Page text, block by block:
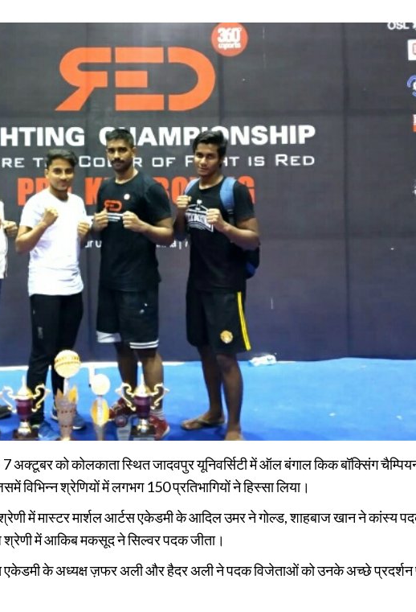
7 अक्टूबर को कोलकाता स्थित जादवपुर यूनिवर्सिटी में ऑल बंगाल किक बॉक्सिंग
श्रेणियों में लगभग 150 प्रतिभागियों ने हिस्सा लिया।
में मास्टर मार्शल आर्टस एकेडमी के आदिल उमर ने गोल्ड, शाहबाज खान ने कांस्य
श्रेणी में आकिब मकसूद ने सिल्वर पदक जीता।
एकेडमी के अध्यक्ष ज़फर अली और हैदर अली ने पदक विजेताओं को उनके अच्छे प्रदर्शन